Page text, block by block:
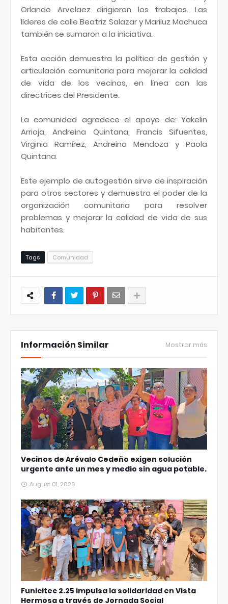
Orlando Arvelaez dirigieron los trabajos. Las
líderes de calle Beatriz Salazar y Mariluz Machuca
también se sumaron a la iniciativa.
Esta acción demuestra la política de gestión y
articulación comunitaria para mejorar la calidad
de vida de los vecinos, en línea con las
directrices del Presidente.
La comunidad agradece el apoyo de: Yakelin
Arrioja, Andreina Quintana, Francis Sifuentes,
Virginia Ramírez, Andreina Mendoza y Paola
Quintana.
Este ejemplo de autogestión sirve de inspiración
para otros sectores y demuestra el poder de la
organización comunitaria para resolver
problemas y mejorar la calidad de vida de sus
habitantes.
Tags Comunidad
Información Similar Mostrar más
Vecinos de Arévalo Cedeño exigen solución
urgente ante un mes y medio sin agua potable.
August 01, 2026
Funicitec 2.25 impulsa la solidaridad en Vista
Hermosa a través de Jornada Social